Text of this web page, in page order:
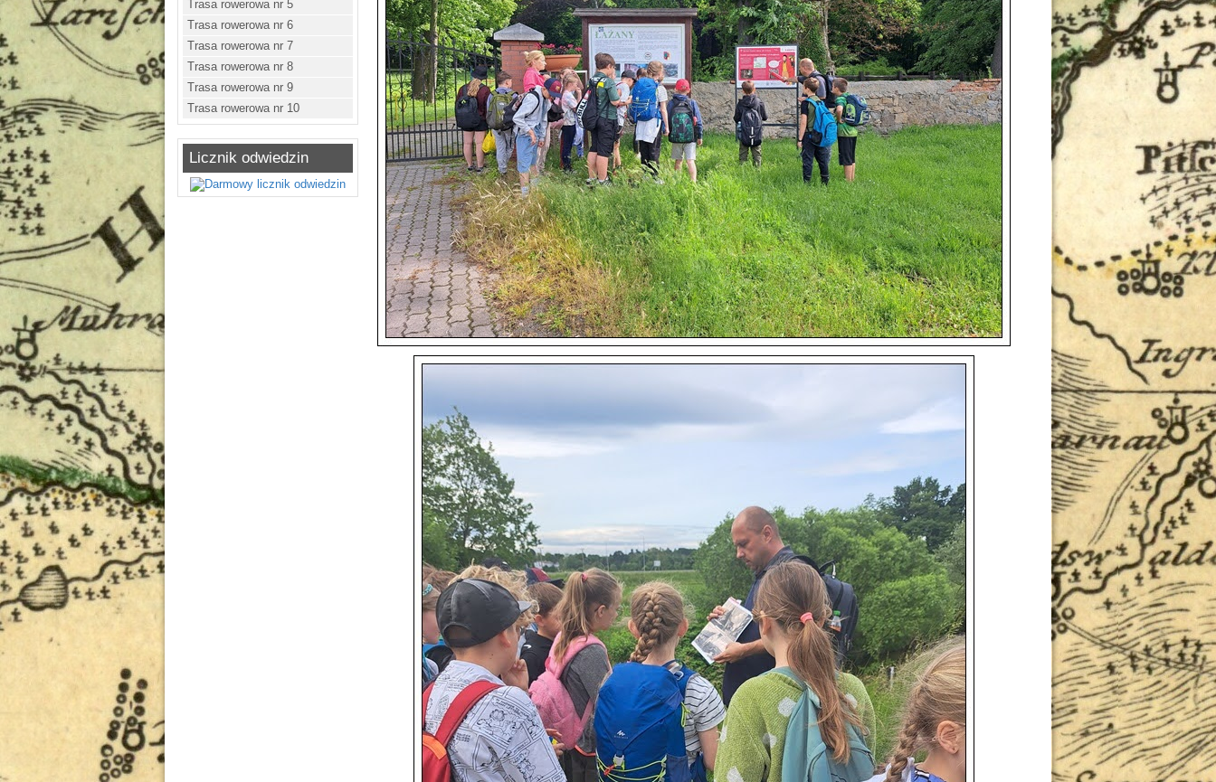
Trasa rowerowa nr 5
Trasa rowerowa nr 6
Trasa rowerowa nr 7
Trasa rowerowa nr 8
Trasa rowerowa nr 9
Trasa rowerowa nr 10
Licznik odwiedzin